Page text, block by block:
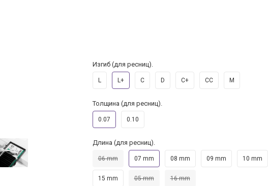
Изгиб (для ресниц).
L L+ C D C+ CC M
Толщина (для ресниц).
0.07 0.10
Длина (для ресниц).
06 mm 07 mm 08 mm 09 mm 10 mm
15 mm 05 mm 16 mm